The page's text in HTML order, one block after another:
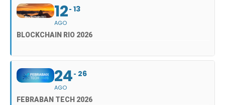
12
AGO
13
BLOCKCHAIN RIO 2026
24
AGO
26
FEBRABAN TECH 2026